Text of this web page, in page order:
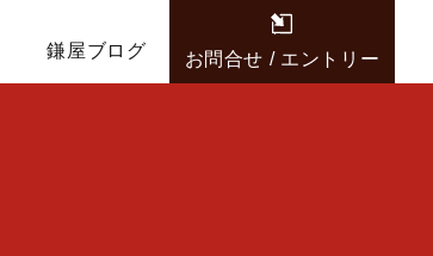
鎌屋ブログ お問合せ / エントリー